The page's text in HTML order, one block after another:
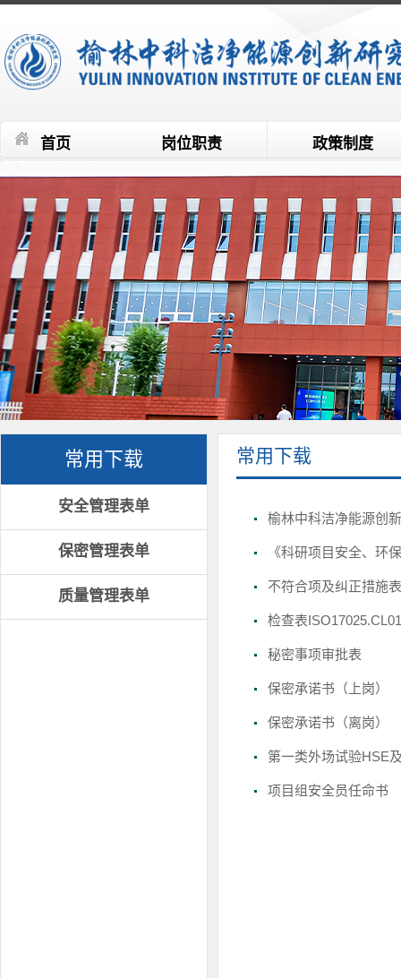
首页 岗位职责 政策制度
常用下载
安全管理表单
保密管理表单
质量管理表单
常用下载
榆林中科洁净能源创
《科研项目安全、环
不符合项及纠正措施表
检查表
秘密事项审批表
保密承诺书（上岗）
保密承诺书（离岗）
第一类外场试验HSE
项目组安全员任命书